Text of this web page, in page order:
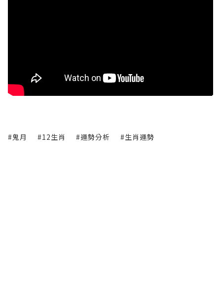
#鬼月 #12生肖 #運勢分析 #生肖運勢